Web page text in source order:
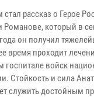
рассказ о Герое
который в
он получил
время проходит
войск
Стойкость и сила
служить достойным